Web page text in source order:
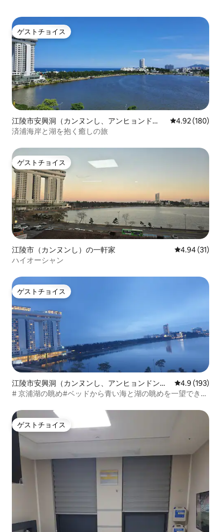
ゲストチョイス
ゲストチョイス
江陵市安興洞（カンヌンし、アンヒョンド
ン）の個室
レビュー180
4.92 (180)
済浦海岸と湖を抱く癒しの旅
ゲストチョイス
ゲストチョイス
江陵市（カンヌンし）の一軒家 レビュー31
4.94 (31)
ハイオーシャン
ゲストチョイス
ゲストチョイス
江陵市安興洞（カンヌンし、アンヒョンドン）
のマンション・アパート
レビュー193
4.9 (193)
# 京浦湖の眺め#ベッドから青い海と湖の眺めを一望でき、
スンドゥブ、
ゲストチョイス
ゲストチョイス